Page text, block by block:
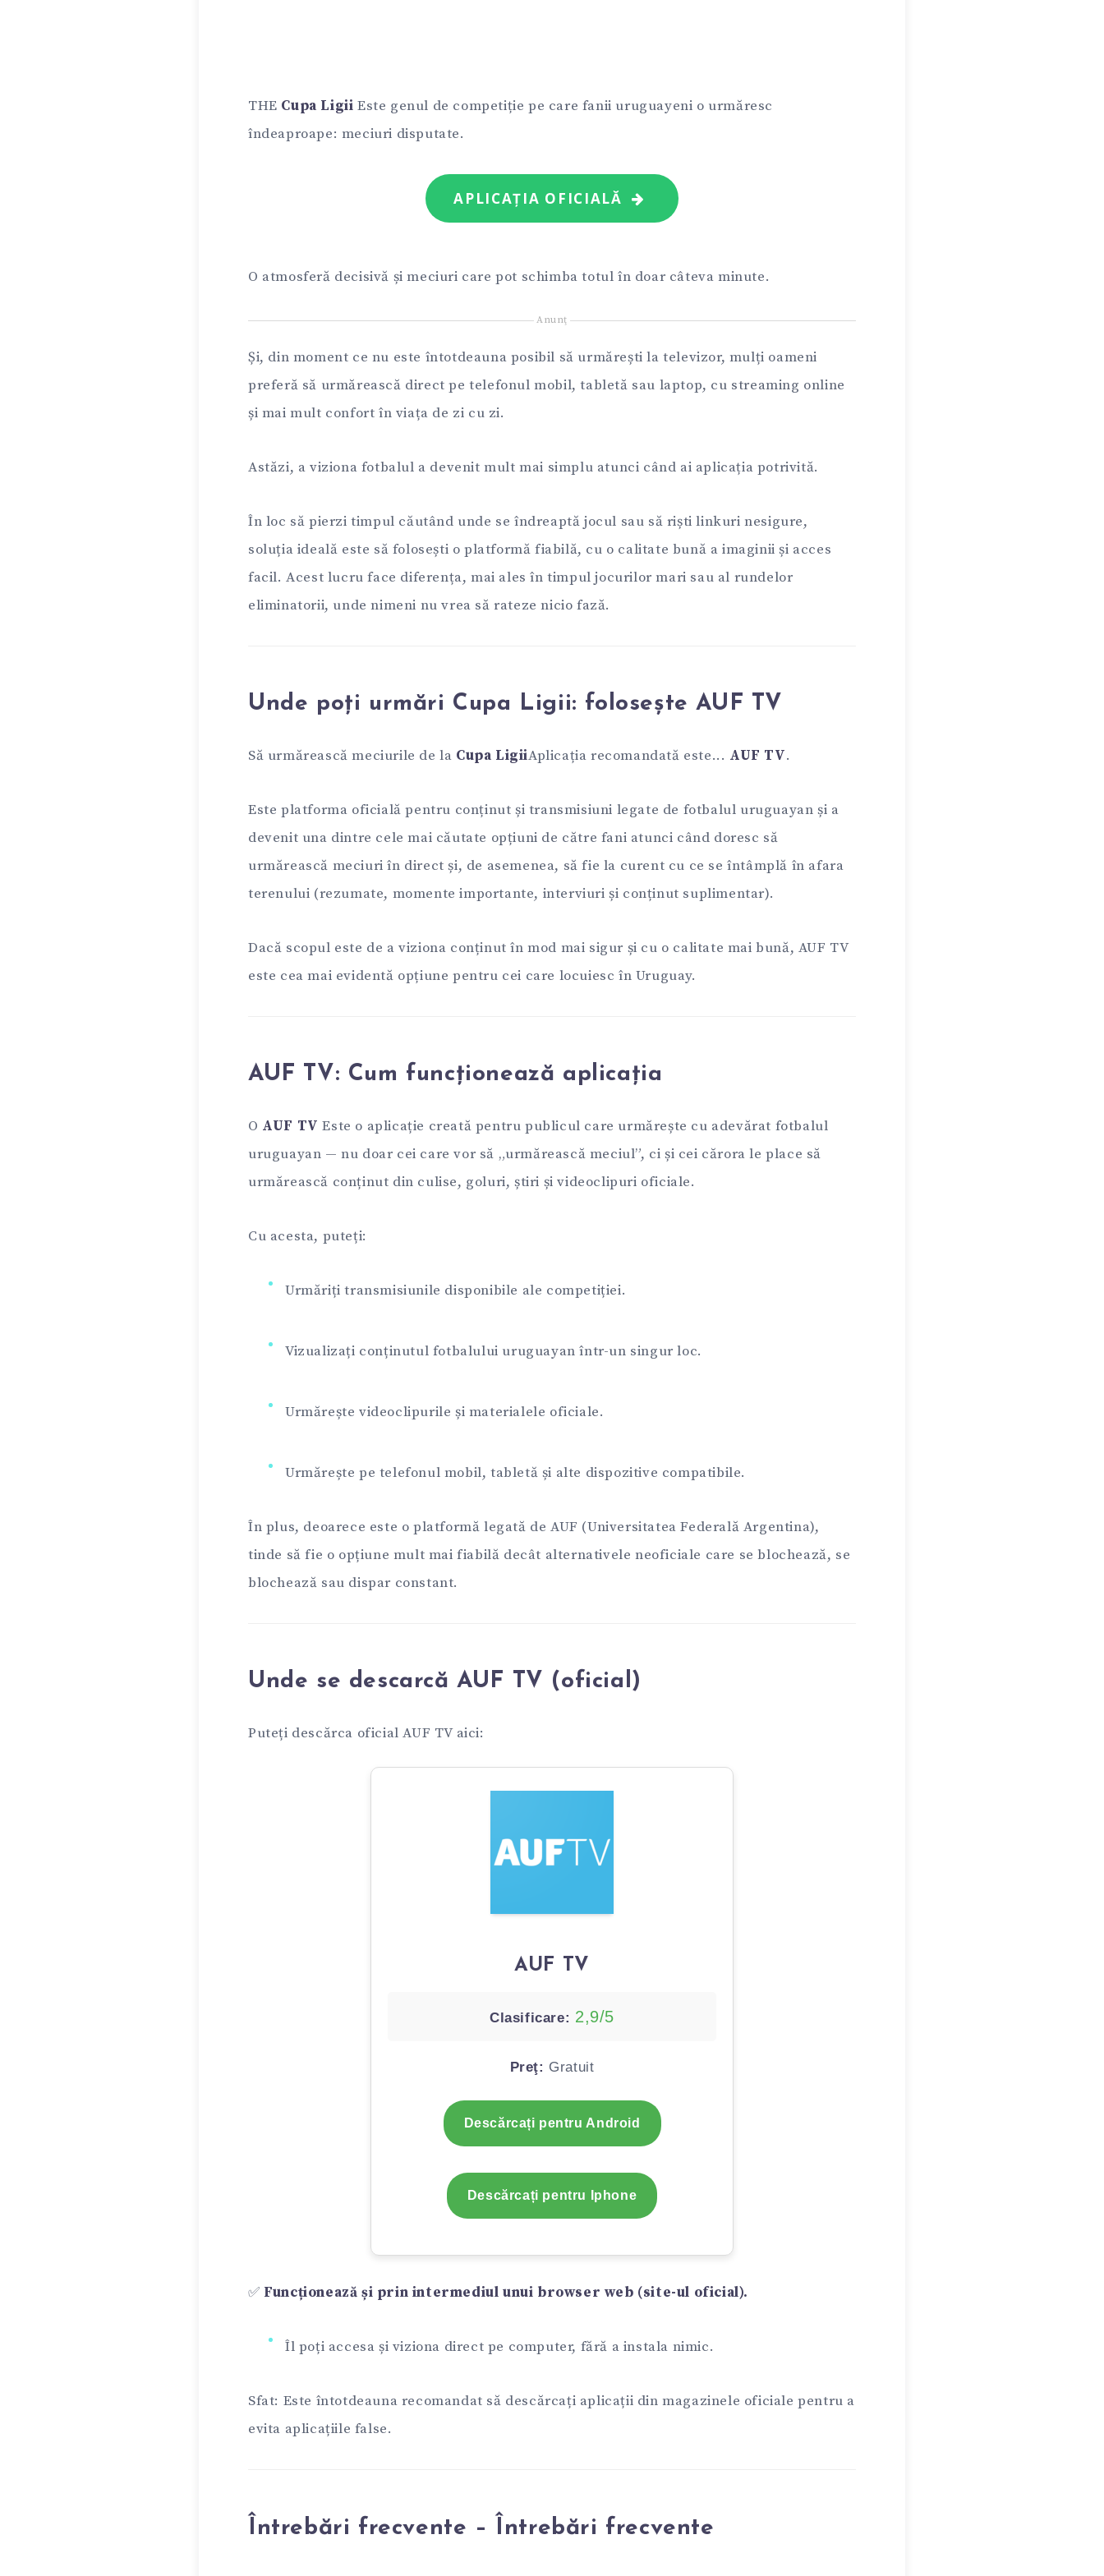
THE Cupa Ligii Este genul de competiție pe care fanii uruguayeni o urmăresc
îndeaproape: meciuri disputate.
APLICAȚIA OFICIALĂ
O atmosferă decisivă și meciuri care pot schimba totul în doar câteva minute.
Anunţ
Și, din moment ce nu este întotdeauna posibil să urmărești la televizor, mulți oameni
preferă să urmărească direct pe telefonul mobil, tabletă sau laptop, cu streaming online
și mai mult confort în viața de zi cu zi.
Astăzi, a viziona fotbalul a devenit mult mai simplu atunci când ai aplicația potrivită.
În loc să pierzi timpul căutând unde se îndreaptă jocul sau să riști linkuri nesigure,
soluția ideală este să folosești o platformă fiabilă, cu o calitate bună a imaginii și acces
facil. Acest lucru face diferența, mai ales în timpul jocurilor mari sau al rundelor
eliminatorii, unde nimeni nu vrea să rateze nicio fază.
Unde poți urmări Cupa Ligii: folosește AUF TV
Să urmărească meciurile de la Cupa LigiiAplicația recomandată este... AUF TV.
Este platforma oficială pentru conținut și transmisiuni legate de fotbalul uruguayan și a
devenit una dintre cele mai căutate opțiuni de către fani atunci când doresc să
urmărească meciuri în direct și, de asemenea, să fie la curent cu ce se întâmplă în afara
terenului (rezumate, momente importante, interviuri și conținut suplimentar).
Dacă scopul este de a viziona conținut în mod mai sigur și cu o calitate mai bună, AUF TV
este cea mai evidentă opțiune pentru cei care locuiesc în Uruguay.
AUF TV: Cum funcționează aplicația
O AUF TV Este o aplicație creată pentru publicul care urmărește cu adevărat fotbalul
uruguayan — nu doar cei care vor să „urmărească meciul”, ci și cei cărora le place să
urmărească conținut din culise, goluri, știri și videoclipuri oficiale.
Cu acesta, puteți:
Urmăriți transmisiunile disponibile ale competiției.
Vizualizați conținutul fotbalului uruguayan într-un singur loc.
Urmărește videoclipurile și materialele oficiale.
Urmărește pe telefonul mobil, tabletă și alte dispozitive compatibile.
În plus, deoarece este o platformă legată de AUF (Universitatea Federală Argentina),
tinde să fie o opțiune mult mai fiabilă decât alternativele neoficiale care se blochează, se
blochează sau dispar constant.
Unde se descarcă AUF TV (oficial)
Puteți descărca oficial AUF TV aici:
AUF TV
Clasificare: 2,9/5
Preţ: Gratuit
Descărcați pentru Android
Descărcați pentru Iphone
✅ Funcționează și prin intermediul unui browser web (site-ul oficial).
Îl poți accesa și viziona direct pe computer, fără a instala nimic.
Sfat: Este întotdeauna recomandat să descărcați aplicații din magazinele oficiale pentru a
evita aplicațiile false.
Întrebări frecvente – Întrebări frecvente